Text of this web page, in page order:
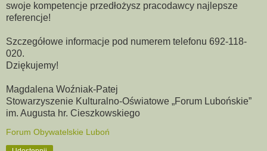
swoje kompetencje przedłożysz pracodawcy najlepsze
referencje!
Szczegółowe informacje pod numerem telefonu 692-118-
020.
Dziękujemy!
Magdalena Woźniak-Patej
Stowarzyszenie Kulturalno-Oświatowe „Forum Lubońskie”
im. Augusta hr. Cieszkowskiego
Forum Obywatelskie Luboń